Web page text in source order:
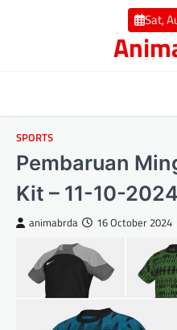
Sat,
SPORTS
Pembaruan
Kit – 11-10-2024
animabrda 16 October 2024